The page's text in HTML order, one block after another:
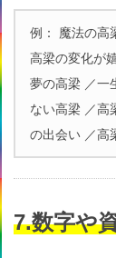
例： 魔法の高
高梁の変化が
夢の高梁 ／一
ない高梁 ／高
の出会い ／高
7.数字や